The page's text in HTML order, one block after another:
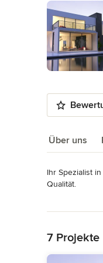
Über uns
Über uns
Ihr Spezialist
Qualität.
M&S Bau
Jacqueline
7 Projekte